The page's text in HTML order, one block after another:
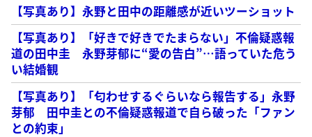
【写真あり】永野と田中の距離感が近いツーショット
【写真あり】「好きで好きでたまらない」不倫疑惑報
道の田中圭 永野芽郁に“愛の告白”…語っていた危う
い結婚観
【写真あり】「匂わせするぐらいなら報告する」永野
芽郁 田中圭との不倫疑惑報道で自ら破った「ファン
との約束」